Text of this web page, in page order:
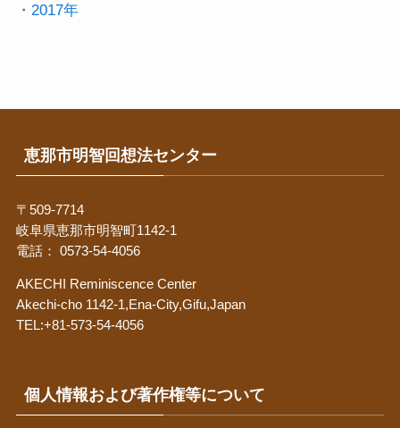
・ 2017年
恵那市明智回想法センター
〒509-7714
岐阜県恵那市明智町1142-1
電話： 0573-54-4056
AKECHI Reminiscence Center
Akechi-cho 1142-1,Ena-City,Gifu,Japan
TEL:+81-573-54-4056
個人情報および著作権等について